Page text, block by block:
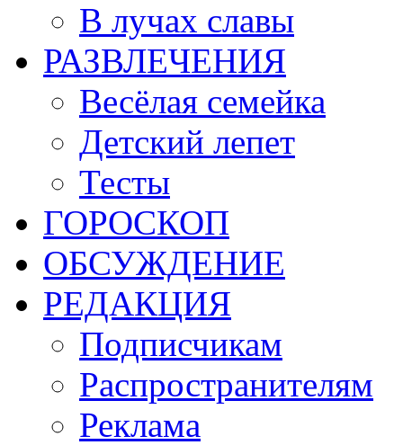
В лучах славы
РАЗВЛЕЧЕНИЯ
Весёлая семейка
Детский лепет
Тесты
ГОРОСКОП
ОБСУЖДЕНИЕ
РЕДАКЦИЯ
Подписчикам
Распространителям
Реклама